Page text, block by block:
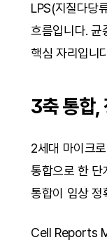
LPS(지질다당
흐름입니다.
핵심 자리입니
3축 통합,
2세대 마이크
통합으로 한
통합이 임상 정
Cell Reports